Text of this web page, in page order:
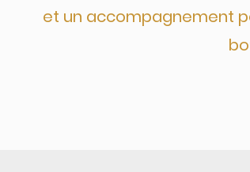
et un accompagnement